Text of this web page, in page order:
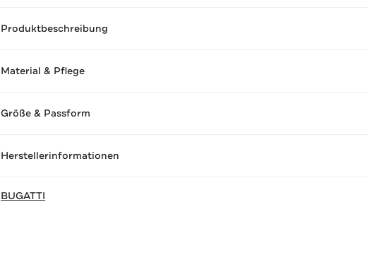
Produktbeschreibung
Material & Pflege
Größe & Passform
Herstellerinformationen
BUGATTI